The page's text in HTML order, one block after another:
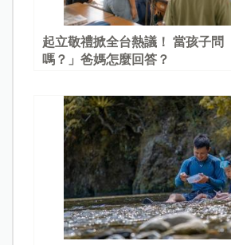
起立敬禮掀全台熱議！ 當孩子問
嗎？」爸媽怎麼回答？